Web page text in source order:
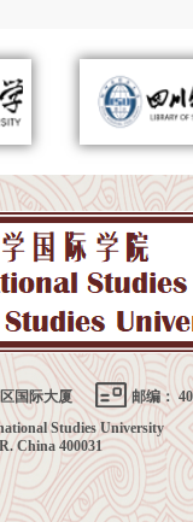
国际大厦
邮编：
Studies University
China 400031